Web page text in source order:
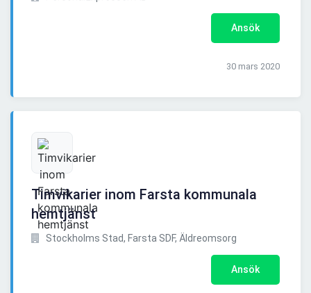
Ansök
30 mars 2020
Timvikarier inom Farsta kommunala
hemtjänst
Stockholms Stad, Farsta SDF, Äldreomsorg
Ansök